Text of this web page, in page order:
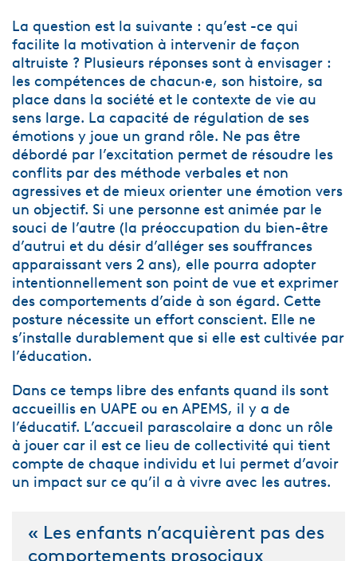
La question est la suivante : qu’est -ce qui
facilite la motivation à intervenir de façon
altruiste ? Plusieurs réponses sont à envisager :
les compétences de chacun·e, son histoire, sa
place dans la société et le contexte de vie au
sens large. La capacité de régulation de ses
émotions y joue un grand rôle. Ne pas être
débordé par l’excitation permet de résoudre les
conflits par des méthode verbales et non
agressives et de mieux orienter une émotion vers
un objectif. Si une personne est animée par le
souci de l’autre (la préoccupation du bien-être
d’autrui et du désir d’alléger ses souffrances
apparaissant vers 2 ans), elle pourra adopter
intentionnellement son point de vue et exprimer
des comportements d’aide à son égard. Cette
posture nécessite un effort conscient. Elle ne
s’installe durablement que si elle est cultivée par
l’éducation.
Dans ce temps libre des enfants quand ils sont
accueillis en UAPE ou en APEMS, il y a de
l’éducatif. L’accueil parascolaire a donc un rôle
à jouer car il est ce lieu de collectivité qui tient
compte de chaque individu et lui permet d’avoir
un impact sur ce qu’il a à vivre avec les autres.
« Les enfants n’acquièrent pas des
comportements prosociaux